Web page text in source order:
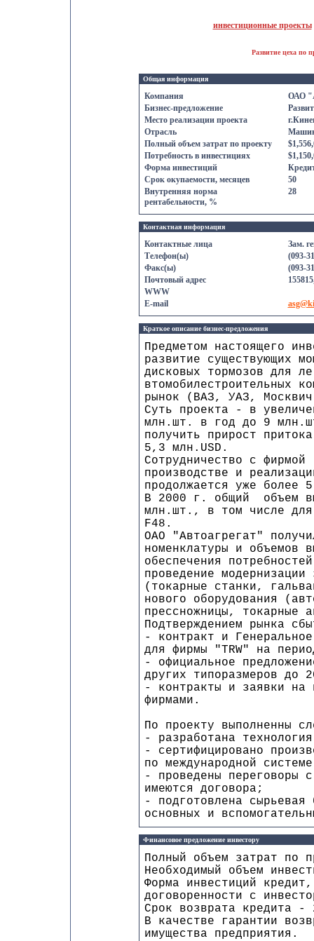
инвестиционные проекты
Развитие цеха по
Общая информация
Компания
ОАО
Бизнес-предложение
Место реализации проекта
Отрасль
Полный объем затрат по проекту
Потребность в инвестициях
Форма инвестиций
Срок oкупаемости, месяцев
50
Внутренняя норма
рентабельности, %
28
Контактнaя информация
Контактные лица
Зам.
Телефон(ы)
(093-
Факс(ы)
(093-
Почтовый адрес
WWW
E-mail
Краткое описание бизнес-предложения
Предметом настоящего
развитие существующих
дисковых тормозов для
втомобилестроительных
рынок (ВАЗ, УАЗ,
Суть проекта - в
млн.шт. в год до 9
получить прирост
5,3 млн.USD.
Сотрудничество с
производстве и
продолжается уже более
В 2000 г. общий объем
млн.шт., в том числе
F48.
ОАО "Автоагрегат"
номенклатуры и объемов
обеспечения
проведение
(токарные станки,
нового оборудования
прессножницы, токарные
Подтверждением рынка
- контракт и
для фирмы "TRW" на
- официальное
других типоразмеров до
- контракты и заявки на
фирмами.
По проекту выполненны
- разработана
- сертифицировано
по международной
- проведены переговоры
имеются договора;
- подготовлена
основных и
Финансовое предложение инвестору
Полный объем затрат по
Необходимый объем
Форма инвестиций
договоренности с
Срок возврата кредита -
В качестве гарантии
имущества предприятия.